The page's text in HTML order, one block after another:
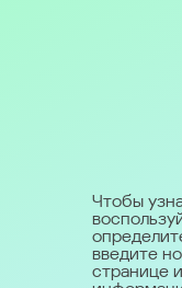
Чтобы
введите
странице